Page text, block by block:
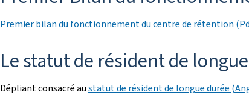
Premier bilan du fonctionnement du centre de rétention
Le statut de résident de
Dépliant consacré austatut de résident de longue durée